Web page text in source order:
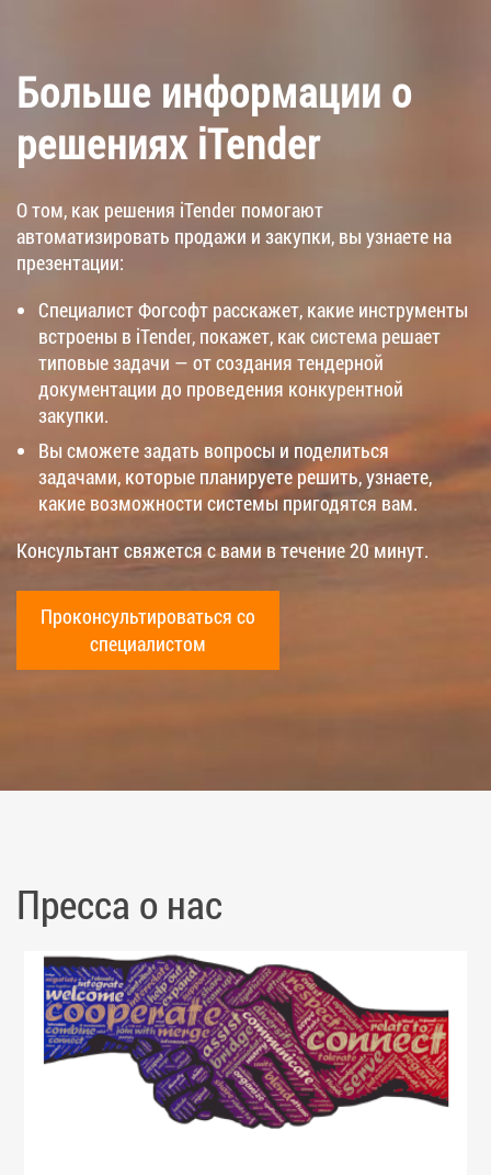
Больше информации о
решениях iTender
О том, как решения iTender помогают
автоматизировать продажи и закупки, вы узнаете на
презентации:
Специалист Фогсофт расскажет, какие инструменты
встроены в iTender, покажет, как система решает
типовые задачи — от создания тендерной
документации до проведения конкурентной
закупки.
Вы сможете задать вопросы и поделиться
задачами, которые планируете решить, узнаете,
какие возможности системы пригодятся вам.
Консультант свяжется с вами в течение 20 минут.
Проконсультироваться со
специалистом
Пресса о нас